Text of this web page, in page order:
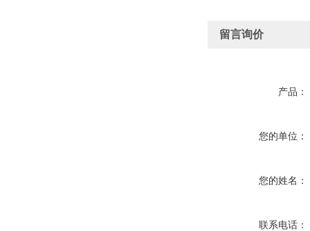
留言询价
产品：
您的单位：
您的姓名：
联系电话：